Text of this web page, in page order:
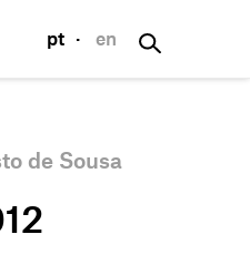
pt · en
de Sousa